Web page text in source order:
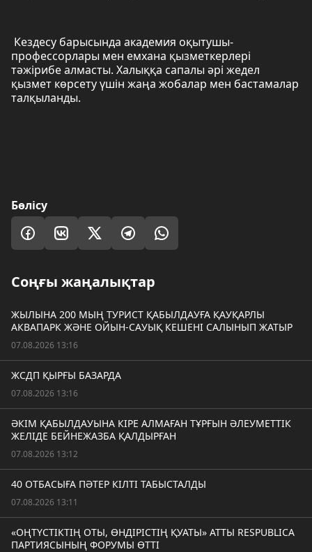
Кездесу барысында академия оқытушы-
профессорлары мен емхана қызметкерлері
тәжірибе алмасты. Халыққа сапалы әрі жедел
қызмет көрсету үшін жаңа жобалар мен бастамалар
талқыланды.
Бөлісу
Соңғы жаңалықтар
ЖЫЛЫНА 200 МЫҢ ТУРИСТ ҚАБЫЛДАУҒА ҚАУҚАРЛЫ
АКВАПАРК ЖӘНЕ ОЙЫН-САУЫҚ КЕШЕНІ САЛЫНЫП ЖАТЫР
07.08.2026 13:16
ЖСДП ҚЫРҒЫ БАЗАРДА
07.08.2026 13:16
ӘКІМ ҚАБЫЛДАУЫНА КІРЕ АЛМАҒАН ТҰРҒЫН ӘЛЕУМЕТТІК
ЖЕЛІДЕ БЕЙНЕЖАЗБА ҚАЛДЫРҒАН
07.08.2026 13:12
40 ОТБАСЫҒА ПӘТЕР КІЛТІ ТАБЫСТАЛДЫ
07.08.2026 13:11
«ОҢТҮСТІКТІҢ ОТЫ, ӨНДІРІСТІҢ ҚУАТЫ» АТТЫ RESPUBLICA
ПАРТИЯСЫНЫҢ ФОРУМЫ ӨТТІ